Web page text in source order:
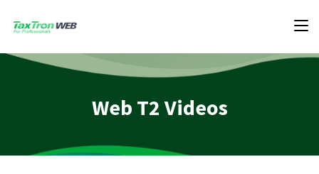
Web T2 Videos